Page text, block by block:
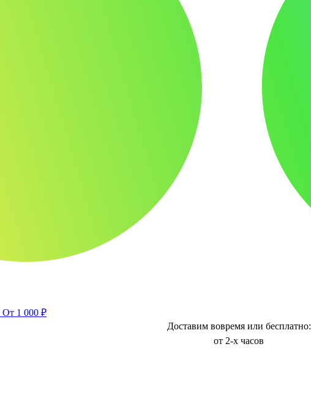
От 1 000 ₽
Доставим вовремя или бесплатно:
от 2-х часов